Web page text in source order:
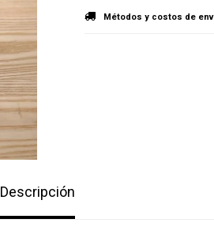
Métodos y costos de
Descripción